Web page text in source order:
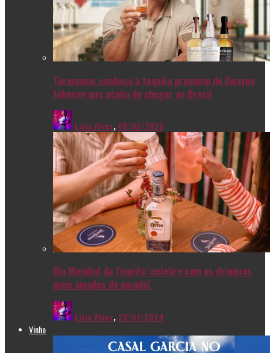
Teremana: conheça a tequila premium de Dwayne
Johnson que acaba de chegar ao Brasil
Livia Alves, 08/05/2026
Dia Mundial da Tequila: celebre com os drinques
mais amados do mundo!
Livia Alves, 23/07/2024
Vinho